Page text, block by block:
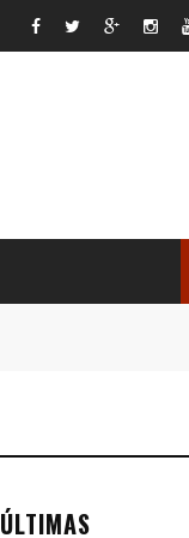
ÚLTIMAS